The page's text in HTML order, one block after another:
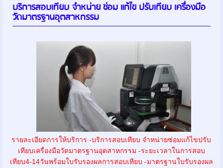
บริการสอบเทียบ จำหน่าย ซ่อม แก้ไข ปรับเทียบ เครื่องมือ
วัดมาตรฐานอุตสาหกรรม
รายละเอียดการให้บริการ -บริการสอบเทียบ จำหน่ายซ่อมแก้ไขปรับ
เทียบเครื่องมือวัดมาตรฐานอุตสาหกรรม -ระยะเวลาในการสอบ
เทียบ4-14วันพร้อมใบรับรองผลการสอบเทียบ -มาตรฐานใบรับรองผล